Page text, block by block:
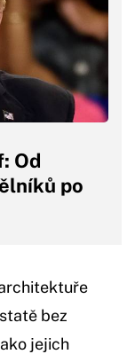
Od
po
bez
jejich